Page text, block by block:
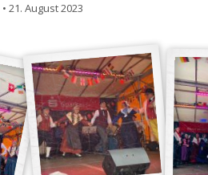
• 21. August 2023